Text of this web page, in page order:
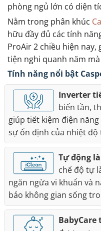
phòng ngủ lớn có diện
Nằm trong phân khúc
hữu đầy đủ các tính
ProAir 2 chiều hiện
tiện nghi quanh năm
Tính năng nổi bật
Inverter
biến tần,
giúp tiết kiệm điện
sự ổn định của nhiệt độ
Tự động
chế độ tự
ngăn ngừa vi khuẩn và
bảo không gian sống